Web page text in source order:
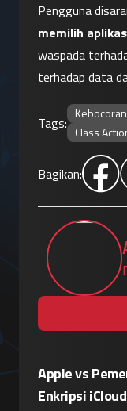
Pengguna
memilih
waspada
terhadap data
Tags: Class
Bagikan:
Eskalasi
Siapkan